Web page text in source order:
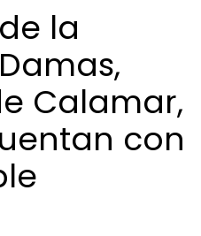
la
Calamar,
con